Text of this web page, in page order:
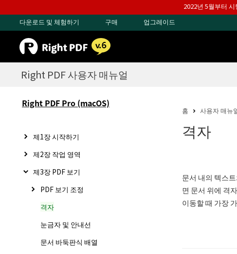
2022년 5월부터
다운로드 및 체험하기
구매 업그레이드
Right PDF 사용자 매뉴얼
Right PDF Pro (macOS)
제1장 시작하기
제2장 작업 영역
제3장 PDF 보기
PDF 보기 조정
격자
눈금자 및 안내선
문서 바둑판식 배열
홈 사용자 매뉴
격자
문서 내의 텍스
면 문서 위에 격
이동할 때 가장